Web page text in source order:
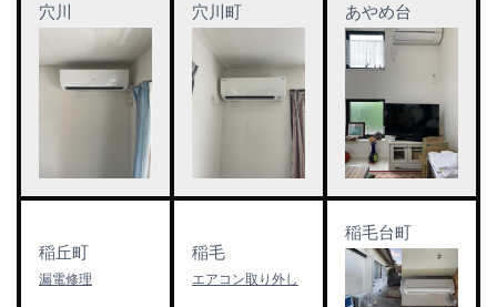
穴川 穴川町 あやめ台
稲丘町
漏電修理
稲毛
エアコン取り外し
稲毛台町